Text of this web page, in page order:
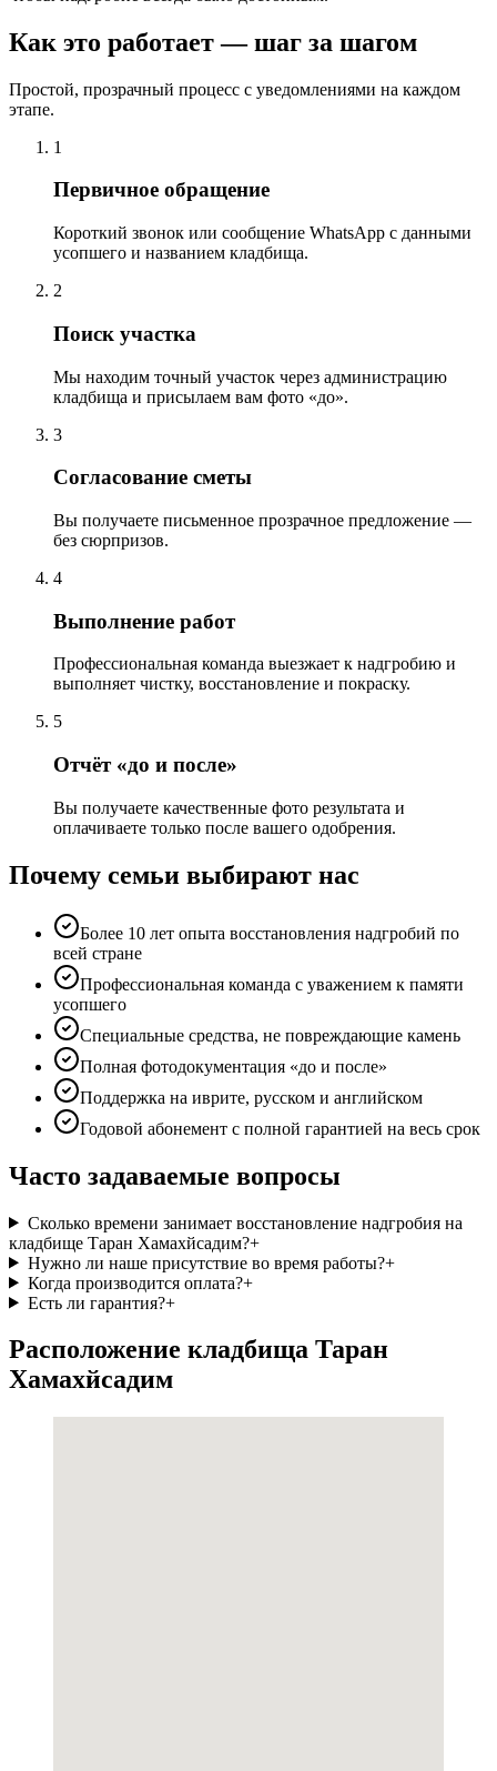
Как это работает — шаг за шагом
Простой, прозрачный процесс с уведомлениями на каждом
этапе.
1
Первичное обращение
Короткий звонок или сообщение WhatsApp с данными
усопшего и названием кладбища.
2
Поиск участка
Мы находим точный участок через администрацию
кладбища и присылаем вам фото «до».
3
Согласование сметы
Вы получаете письменное прозрачное предложение —
без сюрпризов.
4
Выполнение работ
Профессиональная команда выезжает к надгробию и
выполняет чистку, восстановление и покраску.
5
Отчёт «до и после»
Вы получаете качественные фото результата и
оплачиваете только после вашего одобрения.
Почему семьи выбирают нас
Более 10 лет опыта восстановления надгробий по
всей стране
Профессиональная команда с уважением к памяти
усопшего
Специальные средства, не повреждающие камень
Полная фотодокументация «до и после»
Поддержка на иврите, русском и английском
Годовой абонемент с полной гарантией на весь срок
Часто задаваемые вопросы
Сколько времени занимает восстановление надгробия на
кладбище Таран Хамахйсадим?+
Нужно ли наше присутствие во время работы?+
Когда производится оплата?+
Есть ли гарантия?+
Расположение кладбища Таран
Хамахйсадим